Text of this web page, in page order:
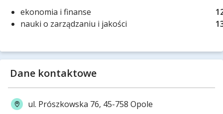
ekonomia i finanse
nauki o zarządzaniu i jakości
Dane kontaktowe
ul. Prószkowska 76, 45-758 Opole